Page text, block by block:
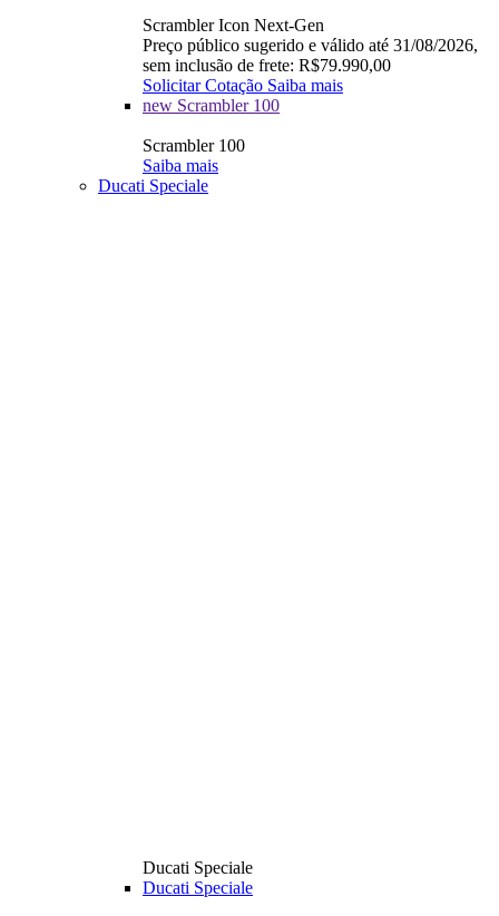
Scrambler Icon Next-Gen
Preço público sugerido e válido até 31/08/2026,
sem inclusão de frete: R$79.990,00
Solicitar Cotação Saiba mais
new Scrambler 100
Scrambler 100
Saiba mais
Ducati Speciale
Ducati Speciale
Ducati Speciale